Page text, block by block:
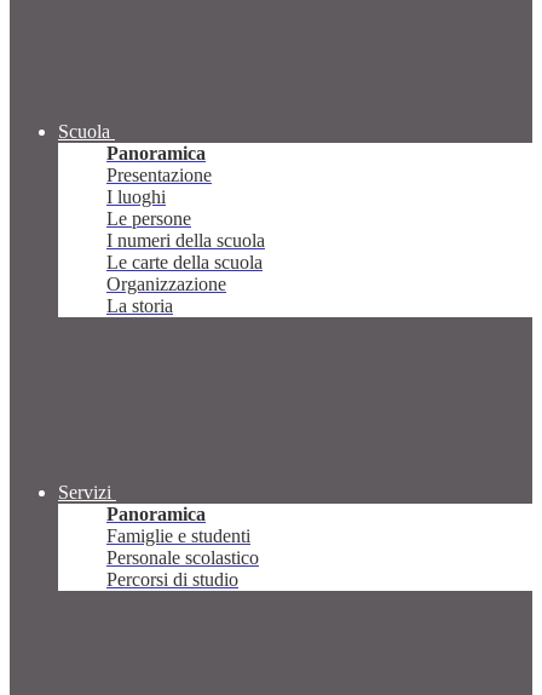
Scuola
Panoramica
Presentazione
I luoghi
Le persone
I numeri della scuola
Le carte della scuola
Organizzazione
La storia
Servizi
Panoramica
Famiglie e studenti
Personale scolastico
Percorsi di studio